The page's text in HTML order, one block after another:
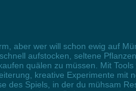
aber wer will schon ewig auf
aufstocken, seltene
quälen zu müssen. Mit
kreative Experimente
des Spiels, in der du mühsam